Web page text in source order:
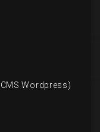
Wordpress)